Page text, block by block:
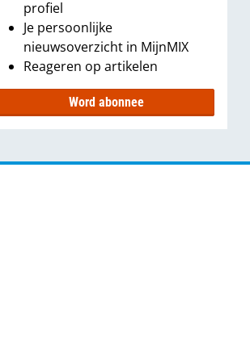
profiel
Je persoonlijke
nieuwsoverzicht in MijnMIX
Reageren op artikelen
Word abonnee